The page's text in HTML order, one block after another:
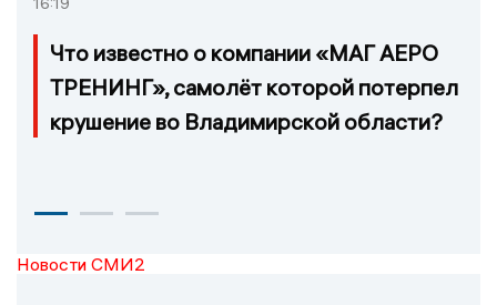
Что известно о компании «МАГ АЕРО
ТРЕНИНГ», самолёт которой потерпел
крушение во Владимирской области?
Новости СМИ2